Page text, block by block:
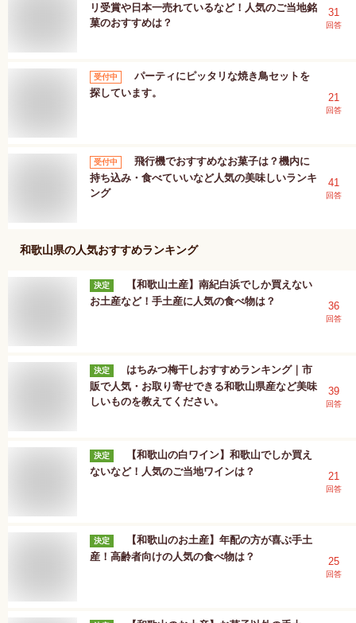
リ受賞や日本一売れているなど！人気のご当地銘
菓のおすすめは？
31
回答
受付中
パーティにピッタリな焼き鳥セットを
探しています。
21
回答
受付中
飛行機でおすすめなお菓子は？機内に
持ち込み・食べていいなど人気の美味しいランキ
ング
41
回答
和歌山県の人気おすすめランキング
決定
【和歌山土産】南紀白浜でしか買えない
お土産など！手土産に人気の食べ物は？
36
回答
決定
はちみつ梅干しおすすめランキング｜市
販で人気・お取り寄せできる和歌山県産など美味
しいものを教えてください。
39
回答
決定
【和歌山の白ワイン】和歌山でしか買え
ないなど！人気のご当地ワインは？
21
回答
決定
【和歌山のお土産】年配の方が喜ぶ手土
産！高齢者向けの人気の食べ物は？
25
回答